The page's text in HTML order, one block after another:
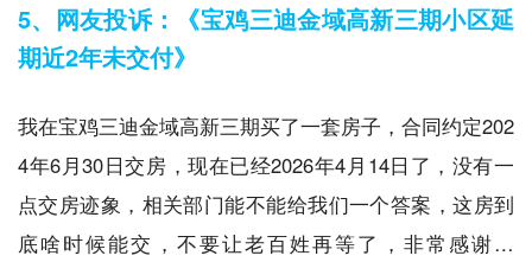
5、网友投诉：《宝鸡三迪金域高新三期小区延
期近2年未交付》
我在宝鸡三迪金域高新三期买了一套房子，合同约定202
4年6月30日交房，现在已经2026年4月14日了，没有一
点交房迹象，相关部门能不能给我们一个答案，这房到
底啥时候能交，不要让老百姓再等了，非常感谢…